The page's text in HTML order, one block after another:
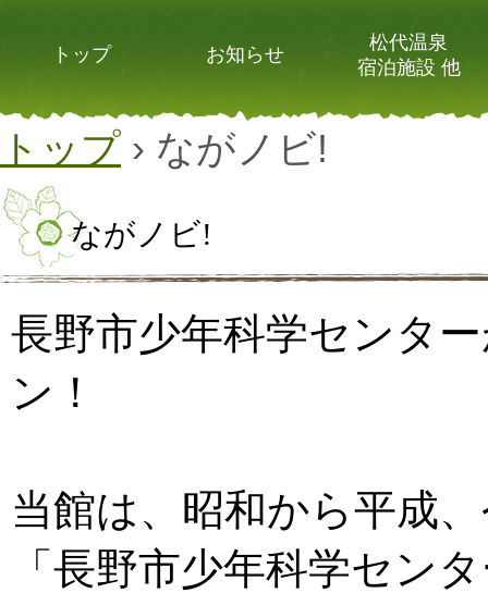
トップ お知らせ
松代温泉
宿泊施設 他
トップ › ながノビ!
ながノビ!
長野市少年科学センタ
ン！
当館は、昭和から平成
「長野市少年科学セン